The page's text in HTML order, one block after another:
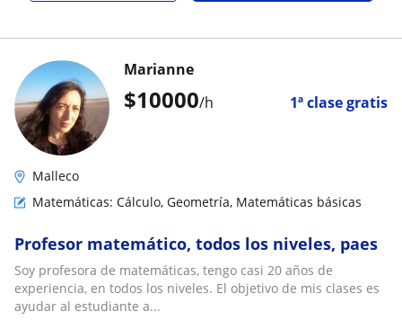
$10000/h 1ª clase gratis
Marianne
Malleco
Matemáticas: Cálculo, Geometría, Matemáticas básicas
Profesor matemático, todos los niveles, paes
Soy profesora de matemáticas, tengo casi 20 años de
experiencia, en todos los niveles. El objetivo de mis clases es
ayudar al estudiante a...